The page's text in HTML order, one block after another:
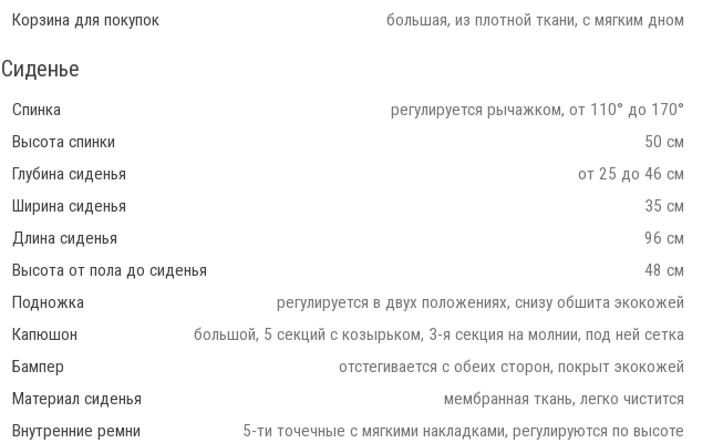
Корзина для покупок
большая, из плотной ткани, с мягким дном
Сиденье
Спинка
регулируется рычажком, от 110° до 170°
Высота спинки
50 см
Глубина сиденья
от 25 до 46 см
Ширина сиденья
35 см
Длина сиденья
96 см
Высота от пола до сиденья
48 см
Подножка
регулируется в двух положениях, снизу обшита экокожей
Капюшон
большой, 5 секций с козырьком, 3-я секция на молнии, под ней сетка
Бампер
отстегивается с обеих сторон, покрыт экокожей
Материал сиденья
мембранная ткань, легко чистится
Внутренние ремни
5-ти точечные с мягкими накладками, регулируются по высоте